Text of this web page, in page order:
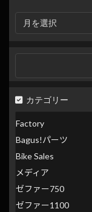
月
検
カテゴリー
Factory
Bagus!パーツ
Bike Sales
メディア
ゼファー750
ゼファー1100